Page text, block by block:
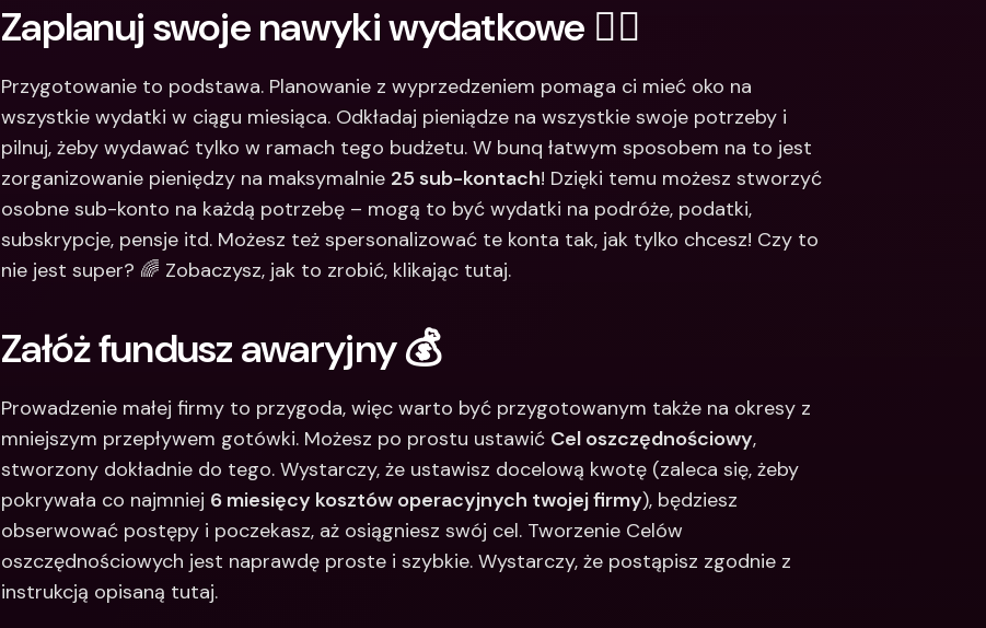
Zaplanuj swoje nawyki wydatkowe ✍🏼
Przygotowanie to podstawa. Planowanie z wyprzedzeniem pomaga ci mieć oko na
wszystkie wydatki w ciągu miesiąca. Odkładaj pieniądze na wszystkie swoje potrzeby i
pilnuj, żeby wydawać tylko w ramach tego budżetu. W bunq łatwym sposobem na to jest
zorganizowanie pieniędzy na maksymalnie 25 sub-kontach! Dzięki temu możesz stworzyć
osobne sub-konto na każdą potrzebę – mogą to być wydatki na podróże, podatki,
subskrypcje, pensje itd. Możesz też spersonalizować te konta tak, jak tylko chcesz! Czy to
nie jest super? 🌈 Zobaczysz, jak to zrobić, klikając tutaj.
Załóż fundusz awaryjny 💰
Prowadzenie małej firmy to przygoda, więc warto być przygotowanym także na okresy z
mniejszym przepływem gotówki. Możesz po prostu ustawić Cel oszczędnościowy,
stworzony dokładnie do tego. Wystarczy, że ustawisz docelową kwotę (zaleca się, żeby
pokrywała co najmniej 6 miesięcy kosztów operacyjnych twojej firmy), będziesz
obserwować postępy i poczekasz, aż osiągniesz swój cel. Tworzenie Celów
oszczędnościowych jest naprawdę proste i szybkie. Wystarczy, że postąpisz zgodnie z
instrukcją opisaną tutaj.